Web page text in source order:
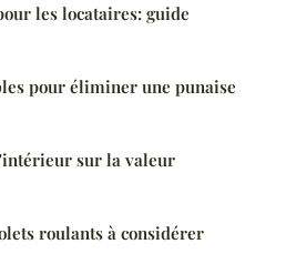
les locataires: guide
pour éliminer une punaise
sur la valeur
roulants à considérer